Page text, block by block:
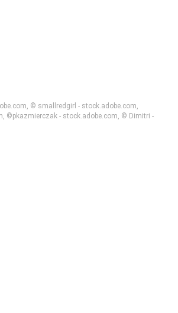
© smallredgirl - stock.adobe.com,
©pkazmierczak - stock.adobe.com, © Dimitri -